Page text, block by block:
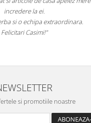
la ei.
extraordinara.
si promotiile noastre